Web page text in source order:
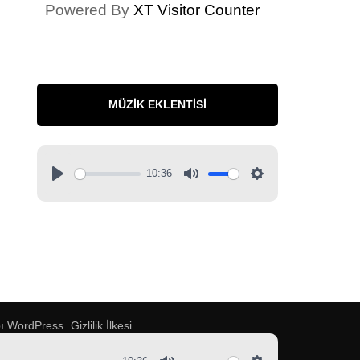
Powered By XT Visitor Counter
MÜZIK EKLENTISI
10:36
WordPress. Gizlilik İlkesi